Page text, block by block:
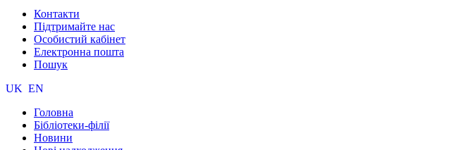
Контакти
Підтримайте нас
Особистий кабінет
Електронна пошта
Пошук
UK EN
Головна
Бібліотеки-філії
Новини